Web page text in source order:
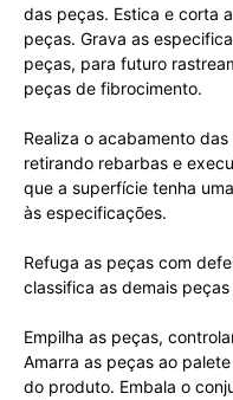
das peças. Estica e corta
peças. Grava as
peças, para futuro
peças de fibrocimento.
Realiza o acabamento
retirando rebarbas e
que a superfície tenha
às especificações.
Refuga as peças com
classifica as demais
Empilha as peças,
Amarra as peças ao
do produto. Embala o